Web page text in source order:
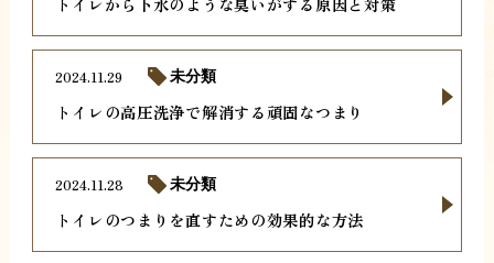
トイレの高圧洗浄で解消する頑固なつまり
2024.11.29 未分類
トイレのつまりを直すための効果的な方法
2024.11.28 未分類